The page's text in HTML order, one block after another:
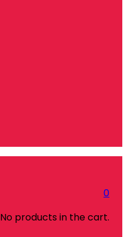
0
No products in the cart.